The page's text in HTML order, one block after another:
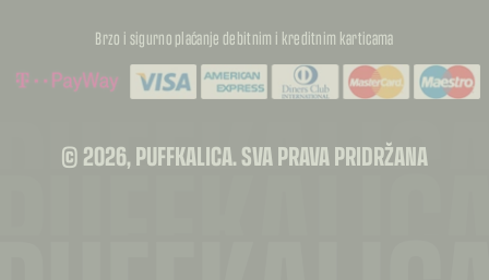
Brzo i sigurno plaćanje debitnim i kreditnim karticama
© 2026, PUFFKALICA. SVA PRAVA PRIDRŽANA